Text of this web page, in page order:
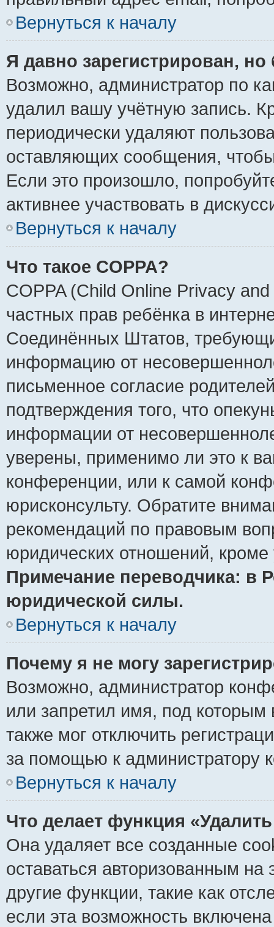
Вернуться к началу
Я давно зарегистрирован,
Возможно, администратор по
удалил вашу учётную запись.
периодически удаляют
оставляющих сообщения,
Если это произошло,
активнее участвовать в
Вернуться к началу
Что такое COPPA?
COPPA (Child Online Privacy
частных прав ребёнка в
Соединённых Штатов,
информацию от
письменное согласие
подтверждения того, что
информации от
уверены, применимо ли это к
конференции, или к самой
юрисконсульту. Обратите
рекомендаций по правовым
юридических отношений,
Примечание переводчика: в
юридической силы.
Вернуться к началу
Почему я не могу
Возможно, администратор
или запретил имя, под которым
также мог отключить
за помощью к администратору
Вернуться к началу
Что делает функция
Она удаляет все созданные
оставаться авторизованным
другие функции, такие как
если эта возможность